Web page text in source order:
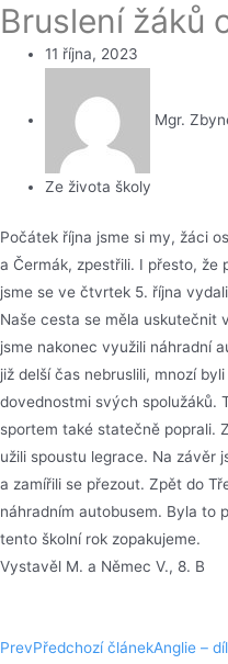
Bruslení žáků
11 října, 2023
Mgr.
Ze života školy
Počátek října jsme si my, žáci
a Čermák, zpestřili. I přesto, že
jsme se ve čtvrtek 5. října
Naše cesta se měla uskutečnit
jsme nakonec využili náhradní
již delší čas nebruslili, mnozí
dovednostmi svých spolužáků.
sportem také statečně poprali.
užili spoustu legrace. Na závěr
a zamířili se přezout. Zpět do
náhradním autobusem. Byla to
tento školní rok zopakujeme.
Vystavěl M. a Němec V., 8. B
PrevPředchozí článekAnglie –